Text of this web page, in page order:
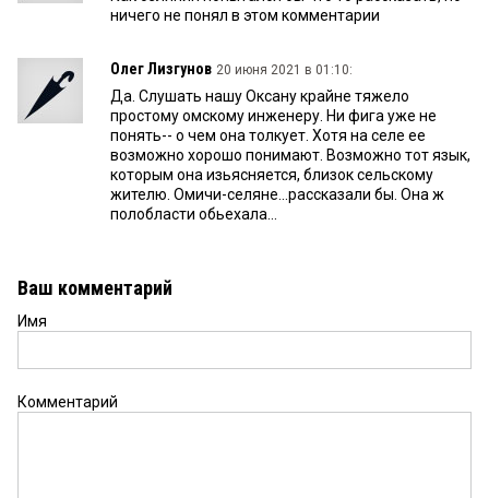
ничего не понял в этом комментарии
Олег Лизгунов 20 июня 2021 в 01:10:
Да. Слушать нашу Оксану крайне тяжело
простому омскому инженеру. Ни фига уже не
понять-- о чем она толкует. Хотя на селе ее
возможно хорошо понимают. Возможно тот язык,
которым она изьясняется, близок сельскому
жителю. Омичи-селяне...рассказали бы. Она ж
полобласти обьехала...
Ваш комментарий
Имя
Комментарий